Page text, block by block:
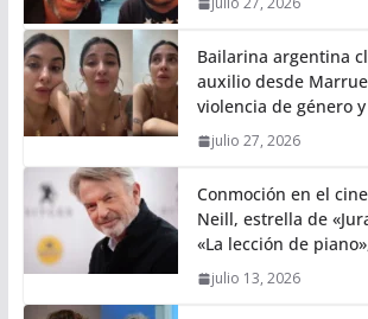
Bailarina argentina
auxilio desde
violencia de género
julio 27, 2026
Conmoción en el
Neill, estrella de
«La lección de
julio 13, 2026